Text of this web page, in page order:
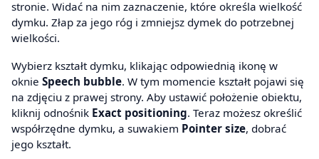
stronie. Widać na nim zaznaczenie, które określa wielkość
dymku. Złap za jego róg i zmniejsz dymek do potrzebnej
wielkości.
Wybierz kształt dymku, klikając odpowiednią ikonę w
oknie Speech bubble. W tym momencie kształt pojawi się
na zdjęciu z prawej strony. Aby ustawić położenie obiektu,
kliknij odnośnik Exact positioning. Teraz możesz określić
współrzędne dymku, a suwakiem Pointer size, dobrać
jego kształt.